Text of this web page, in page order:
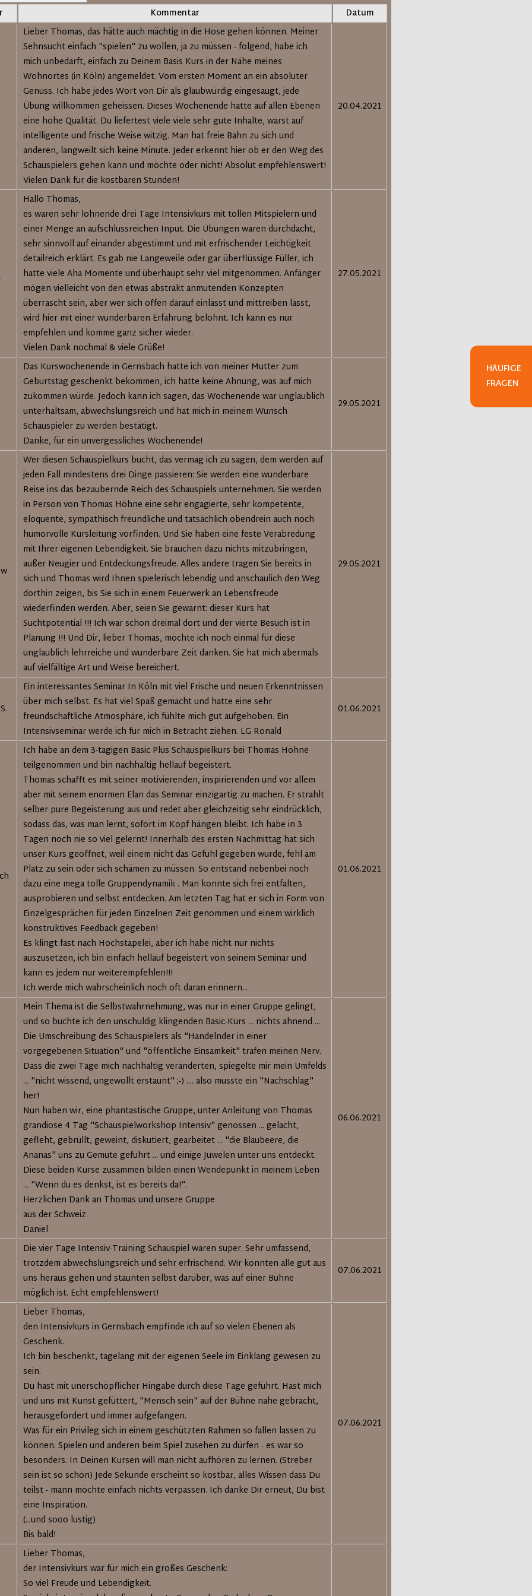
Kommentar Datum
Lieber Thomas, das hätte auch mächtig in die Hose gehen können. Meiner
Sehnsucht einfach "spielen" zu wollen, ja zu müssen - folgend, habe ich
mich unbedarft, einfach zu Deinem Basis Kurs in der Nähe meines
Wohnortes (in Köln) angemeldet. Vom ersten Moment an ein absoluter
Genuss. Ich habe jedes Wort von Dir als glaubwürdig eingesaugt, jede
Übung willkommen geheissen. Dieses Wochenende hatte auf allen Ebenen
eine hohe Qualität. Du liefertest viele viele sehr gute Inhalte, warst auf
intelligente und frische Weise witzig. Man hat freie Bahn zu sich und
anderen, langweilt sich keine Minute. Jeder erkennt hier ob er den Weg des
Schauspielers gehen kann und möchte oder nicht! Absolut empfehlenswert!
Vielen Dank für die kostbaren Stunden!
20.04.2021
Hallo Thomas,
es waren sehr lohnende drei Tage Intensivkurs mit tollen Mitspielern und
einer Menge an aufschlussreichen Input. Die Übungen waren durchdacht,
sehr sinnvoll auf einander abgestimmt und mit erfrischender Leichtigkeit
detailreich erklärt. Es gab nie Langeweile oder gar überflüssige Füller, ich
hatte viele Aha Momente und überhaupt sehr viel mitgenommen. Anfänger
mögen vielleicht von den etwas abstrakt anmutenden Konzepten
überrascht sein, aber wer sich offen darauf einlässt und mittreiben lässt,
wird hier mit einer wunderbaren Erfahrung belohnt. Ich kann es nur
empfehlen und komme ganz sicher wieder.
Vielen Dank nochmal & viele Grüße!
27.05.2021
Das Kurswochenende in Gernsbach hatte ich von meiner Mutter zum
Geburtstag geschenkt bekommen, ich hatte keine Ahnung, was auf mich
zukommen würde. Jedoch kann ich sagen, das Wochenende war unglaublich
unterhaltsam, abwechslungsreich und hat mich in meinem Wunsch
Schauspieler zu werden bestätigt.
Danke, für ein unvergessliches Wochenende!
29.05.2021
Wer diesen Schauspielkurs bucht, das vermag ich zu sagen, dem werden auf
jeden Fall mindestens drei Dinge passieren: Sie werden eine wunderbare
Reise ins das bezaubernde Reich des Schauspiels unternehmen. Sie werden
in Person von Thomas Höhne eine sehr engagierte, sehr kompetente,
eloquente, sympathisch freundliche und tatsächlich obendrein auch noch
humorvolle Kursleitung vorfinden. Und Sie haben eine feste Verabredung
mit Ihrer eigenen Lebendigkeit. Sie brauchen dazu nichts mitzubringen,
außer Neugier und Entdeckungsfreude. Alles andere tragen Sie bereits in
sich und Thomas wird Ihnen spielerisch lebendig und anschaulich den Weg
dorthin zeigen, bis Sie sich in einem Feuerwerk an Lebensfreude
wiederfinden werden. Aber, seien Sie gewarnt: dieser Kurs hat
Suchtpotential !!! Ich war schon dreimal dort und der vierte Besuch ist in
Planung !!! Und Dir, lieber Thomas, möchte ich noch einmal für diese
unglaublich lehrreiche und wunderbare Zeit danken. Sie hat mich abermals
auf vielfältige Art und Weise bereichert.
29.05.2021
Ein interessantes Seminar In Köln mit viel Frische und neuen Erkenntnissen
über mich selbst. Es hat viel Spaß gemacht und hatte eine sehr
freundschaftliche Atmosphäre, ich fühlte mich gut aufgehoben. Ein
Intensivseminar werde ich für mich in Betracht ziehen. LG Ronald
01.06.2021
Ich habe an dem 3-tägigen Basic Plus Schauspielkurs bei Thomas Höhne
teilgenommen und bin nachhaltig hellauf begeistert.
Thomas schafft es mit seiner motivierenden, inspirierenden und vor allem
aber mit seinem enormen Elan das Seminar einzigartig zu machen. Er strahlt
selber pure Begeisterung aus und redet aber gleichzeitig sehr eindrücklich,
sodass das, was man lernt, sofort im Kopf hängen bleibt. Ich habe in 3
Tagen noch nie so viel gelernt! Innerhalb des ersten Nachmittag hat sich
unser Kurs geöffnet, weil einem nicht das Gefühl gegeben wurde, fehl am
Platz zu sein oder sich schämen zu müssen. So entstand nebenbei noch
dazu eine mega tolle Gruppendynamik . Man konnte sich frei entfalten,
ausprobieren und selbst entdecken. Am letzten Tag hat er sich in Form von
Einzelgesprächen für jeden Einzelnen Zeit genommen und einem wirklich
konstruktives Feedback gegeben!
Es klingt fast nach Hochstapelei, aber ich habe nicht nur nichts
auszusetzen, ich bin einfach hellauf begeistert von seinem Seminar und
kann es jedem nur weiterempfehlen!!!
Ich werde mich wahrscheinlich noch oft daran erinnern...
01.06.2021
Mein Thema ist die Selbstwahrnehmung, was nur in einer Gruppe gelingt,
und so buchte ich den unschuldig klingenden Basic-Kurs ... nichts ahnend ...
Die Umschreibung des Schauspielers als "Handelnder in einer
vorgegebenen Situation" und "öffentliche Einsamkeit" trafen meinen Nerv.
Dass die zwei Tage mich nachhaltig veränderten, spiegelte mir mein Umfelds
... "nicht wissend, ungewollt erstaunt" ;-) .... also musste ein "Nachschlag"
her!
Nun haben wir, eine phantastische Gruppe, unter Anleitung von Thomas
grandiose 4 Tag "Schauspielworkshop Intensiv" genossen ... gelacht,
gefleht, gebrüllt, geweint, diskutiert, gearbeitet ... "die Blaubeere, die
Ananas" uns zu Gemüte geführt ... und einige Juwelen unter uns entdeckt.
Diese beiden Kurse zusammen bilden einen Wendepunkt in meinem Leben
... "Wenn du es denkst, ist es bereits da!".
Herzlichen Dank an Thomas und unsere Gruppe
aus der Schweiz
Daniel
06.06.2021
Die vier Tage Intensiv-Training Schauspiel waren super. Sehr umfassend,
trotzdem abwechslungsreich und sehr erfrischend. Wir konnten alle gut aus
uns heraus gehen und staunten selbst darüber, was auf einer Bühne
möglich ist. Echt empfehlenswert!
07.06.2021
Lieber Thomas,
den Intensivkurs in Gernsbach empfinde ich auf so vielen Ebenen als
Geschenk.
Ich bin beschenkt, tagelang mit der eigenen Seele im Einklang gewesen zu
sein.
Du hast mit unerschöpflicher Hingabe durch diese Tage geführt. Hast mich
und uns mit Kunst gefüttert, "Mensch sein" auf der Bühne nahe gebracht,
herausgefordert und immer aufgefangen.
Was für ein Privileg sich in einem geschützten Rahmen so fallen lassen zu
können. Spielen und anderen beim Spiel zusehen zu dürfen - es war so
besonders. In Deinen Kursen will man nicht aufhören zu lernen. (Streber
sein ist so schön) Jede Sekunde erscheint so kostbar, alles Wissen dass Du
teilst - mann möchte einfach nichts verpassen. Ich danke Dir erneut, Du bist
eine Inspiration.
(...und sooo lustig)
Bis bald!
07.06.2021
Lieber Thomas,
der Intensivkurs war für mich ein großes Geschenk:
So viel Freude und Lebendigkeit.
HÄUFIGE
FRAGEN